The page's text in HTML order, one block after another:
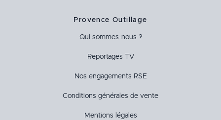
Provence Outillage
Qui sommes-nous ?
Reportages TV
Nos engagements RSE
Conditions générales de vente
Mentions légales